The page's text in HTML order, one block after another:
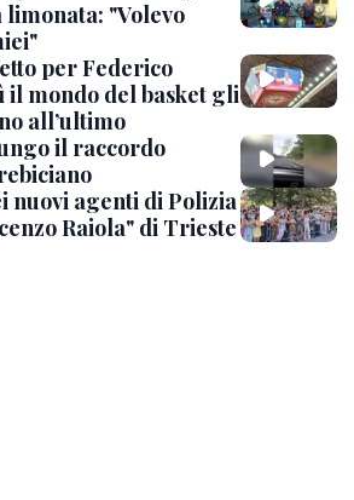
"Volevo
per Federico
il mondo del basket gli
all’ultimo
il raccordo
nuovi agenti di Polizia
Raiola" di Trieste